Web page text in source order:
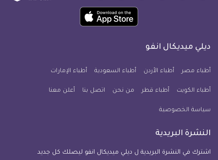
فيسبوكتويتر
ميديكال
يوتيوب
ميديكال
انفو
ميديكال
انفو
ميديكال
انفو
حمل
تطبيق
معلومة
للآيفون
ديلي ميديكال انفو
أطباء مصر أطباء الأردن أطباء السعودية أطباء الإمارات
أطباء الكويت أطباء قطر من نحن اتصل بنا أعلن معنا
سياسة الخصوصية
النشرة البريدية
اشترك في النشرة البريدية ل ديلي ميديكال انفو ليصلك كل جديد